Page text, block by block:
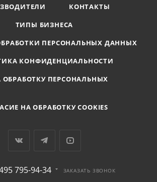
КОНТАКТЫ
ТИПЫ БИЗНЕСА
ПЕРСОНАЛЬНЫХ ДАННЫХ
КОНФИДЕНЦИАЛЬНОСТИ
ОБРАБОТКУ ПЕРСОНАЛЬНЫХ
НА ОБРАБОТКУ COOKIES
795-94-34 ЗАКАЗАТЬ ЗВОНОК